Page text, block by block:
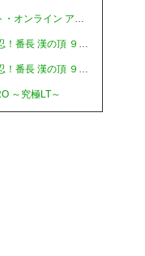
ン アリシゼーション 夜空
番長 漢の頂 ９９ver.
番長 漢の頂 ９９ver.
～究極LT～